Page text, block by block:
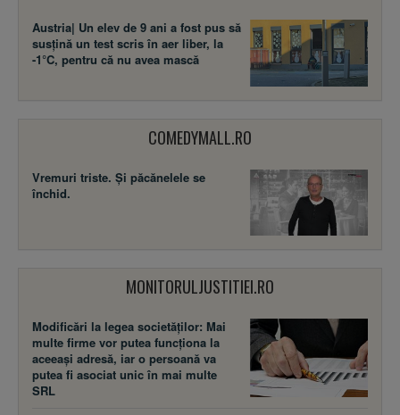
Austria| Un elev de 9 ani a fost pus să
susţină un test scris în aer liber, la
-1°C, pentru că nu avea mască
COMEDYMALL.RO
Vremuri triste. Şi păcănelele se
închid.
MONITORULJUSTITIEI.RO
Modificări la legea societăţilor: Mai
multe firme vor putea funcţiona la
aceeaşi adresă, iar o persoană va
putea fi asociat unic în mai multe
SRL